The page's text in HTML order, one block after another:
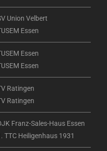
Union Velbert
Essen
Essen
Essen
Ratingen
Ratingen
Franz-Sales-Haus Essen
TTC Heiligenhaus 1931